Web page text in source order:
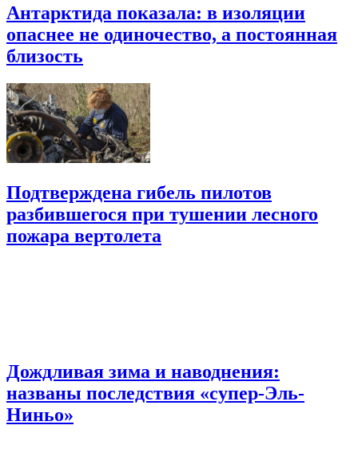
Антарктида показала: в изоляции
опаснее не одиночество, а постоянная
близость
Подтверждена гибель пилотов
разбившегося при тушении лесного
пожара вертолета
Дождливая зима и наводнения:
названы последствия «супер-Эль-
Ниньо»